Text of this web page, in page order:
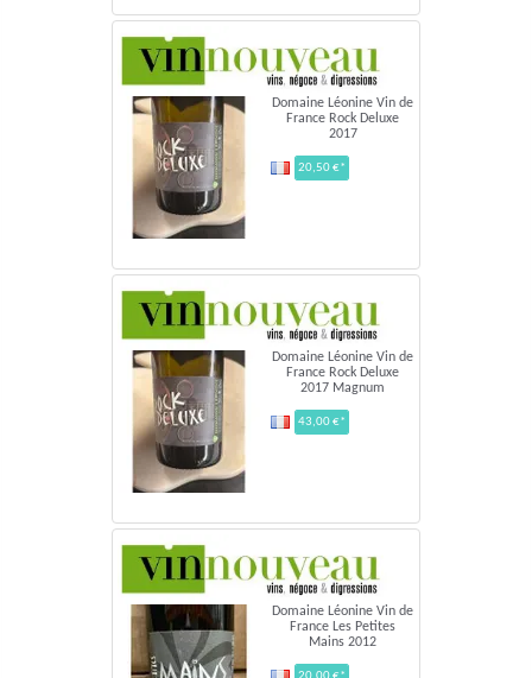
Domaine Léonine Vin de
France Rock Deluxe
2017
20,50 €*
Domaine Léonine Vin de
France Rock Deluxe
2017 Magnum
43,00 €*
Domaine Léonine Vin de
France Les Petites
Mains 2012